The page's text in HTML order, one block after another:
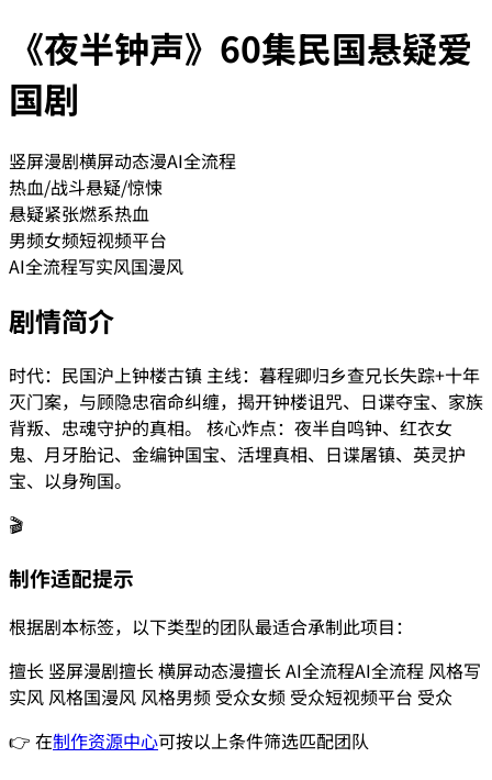
《夜半钟声》60集民国悬疑爱
国剧
竖屏漫剧横屏动态漫AI全流程
热血/战斗悬疑/惊悚
悬疑紧张燃系热血
男频女频短视频平台
AI全流程写实风国漫风
剧情简介
时代：民国沪上钟楼古镇 主线：暮程卿归乡查兄长失踪+十年
灭门案，与顾隐忠宿命纠缠，揭开钟楼诅咒、日谍夺宝、家族
背叛、忠魂守护的真相。 核心炸点：夜半自鸣钟、红衣女
鬼、月牙胎记、金编钟国宝、活埋真相、日谍屠镇、英灵护
宝、以身殉国。
🎬
制作适配提示
根据剧本标签，以下类型的团队最适合承制此项目：
擅长 竖屏漫剧擅长横屏动态漫擅长AI全流程AI全流程 风格写
实风 风格国漫风 风格男频 受众女频 受众短视频平台 受众
👉 在制作资源中心可按以上条件筛选匹配团队